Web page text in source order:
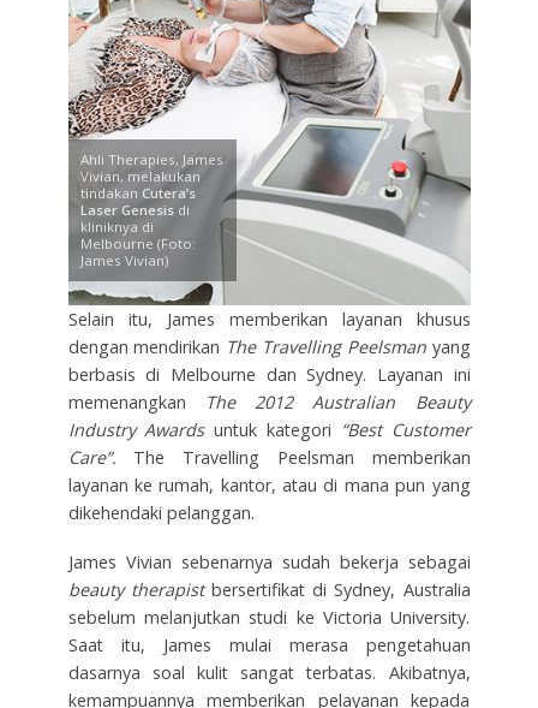
Ahli Therapies, James
Vivian, melakukan
tindakan Cutera’s
Laser Genesisdi
kliniknya di
Melbourne (Foto:
James Vivian)
Selain itu, James memberikan layanan khusus
dengan mendirikan The Travelling Peelsmanyang
berbasis di Melbourne dan Sydney. Layanan ini
memenangkan
The 2012 Australian Beauty
Industry Awards untuk kategori “Best Customer
Care”. The Travelling Peelsman memberikan
layanan ke rumah, kantor, atau di mana pun yang
dikehendaki pelanggan.
James Vivian sebenarnya sudah bekerja sebagai
beauty therapistbersertifikat di Sydney, Australia
sebelum melanjutkan studi ke Victoria University.
Saat itu, James mulai merasa pengetahuan
dasarnya soal kulit sangat terbatas. Akibatnya,
kemampuannya memberikan pelayanan kepada